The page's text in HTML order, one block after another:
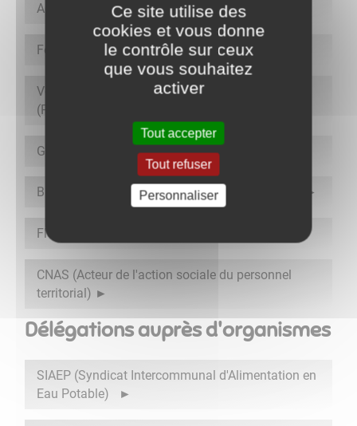
Action Sociale
Fêtes et Cérémonies et Comité de soutien
Voiries, Entretien des bâtiments, Environnement
(Patrimoine)
Gestion Salle Multi activités "La Grange"
Bulletin municipal et Communication, Site web
Fleurissement
CNAS (Acteur de l'action sociale du personnel
territorial)
Délégations auprès d'organismes
SIAEP (Syndicat Intercommunal d'Alimentation en
Eau Potable)
Ce site utilise des
cookies et vous donne
le contrôle sur ceux
que vous souhaitez
activer
Tout accepter
Tout refuser
Personnaliser